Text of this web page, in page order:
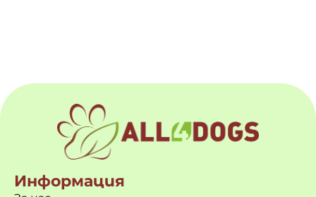
Информация